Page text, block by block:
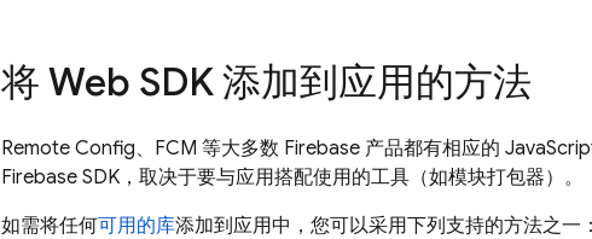
将 Web SDK 添加到应用的方法
Remote Config、 FCM 等大多数 Firebase 产品都有相应的
Firebase SDK，取决于要与应用搭配使用的工具（如模块打包器）。
如需将任何可用的库添加到应用中，您可以采用下列支持的方法之一：